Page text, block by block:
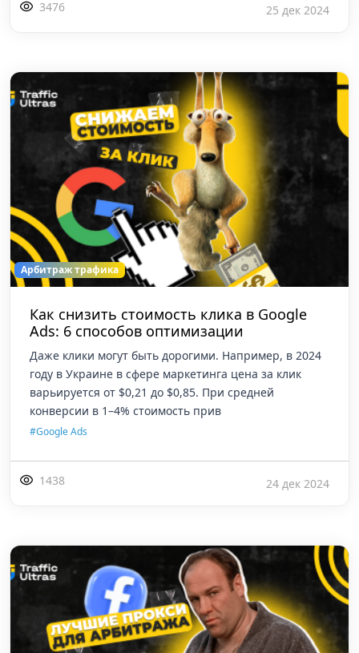
3476 25 дек 2024
Арбитраж трафика
Как снизить стоимость клика в Google
Ads: 6 способов оптимизации
Даже клики могут быть дорогими. Например, в 2024
году в Украине в сфере маркетинга цена за клик
варьируется от $0,21 до $0,85. При средней
конверсии в 1–4% стоимость прив
#Google Ads
1438 24 дек 2024